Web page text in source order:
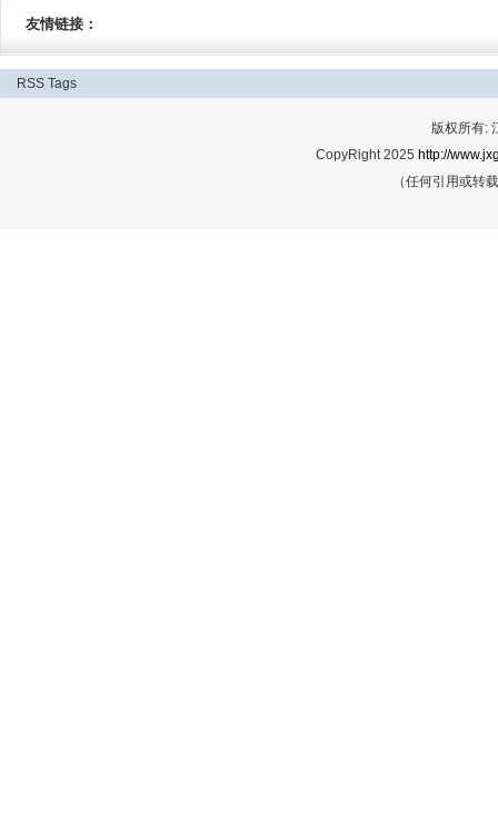
友情链接：
RSS Tags
版权所有:
CopyRight 2025 http://
（任何引用或转